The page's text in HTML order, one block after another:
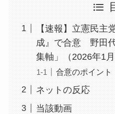
【速報】立憲民主
成』で合意 野田
集軸」（2026年1月
合意のポイント
ネットの反応
当該動画